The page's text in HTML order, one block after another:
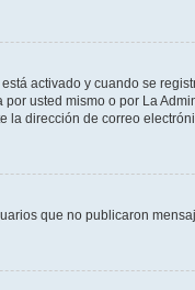
activado y cuando se
usted mismo o por La
dirección de correo
que no publicaron